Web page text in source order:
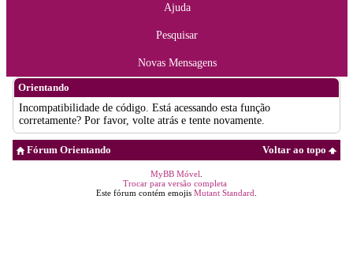
Ajuda
Pesquisar
Novas Mensagens
Orientando
Incompatibilidade de código. Está acessando esta função
corretamente? Por favor, volte atrás e tente novamente.
Voltar ao topo
Fórum Orientando
MyBB Móvel
Trocar para versão completa
Este fórum contém emojis Mutant Standard